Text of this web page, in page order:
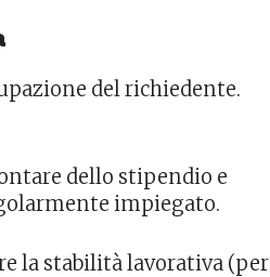
del richiedente.
dello stipendio e
impiegato.
la stabilità lavorativa (per